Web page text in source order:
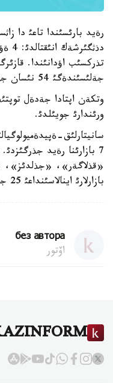
رةيد بارئسئندا تاعئ دا
تذركسئب اؤدانئندا.
جةلئسئندةگئ 54 نئسان جذمئس ئستةؤدة.
ورئندارئ جويئلدئ.
سانيتارلئق-
7 بازارئنا رةيد
«قذلاگةر»، «جذلدئز»،
بازارلارئ اينالاسئنداعئ 25 جابايئ ساؤدا ورئندارئ جويئلدئ.
без автора
اۆتور